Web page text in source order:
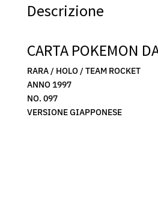
Descrizione
CARTA POKEMON
RARA / HOLO / TEAM ROCKET
ANNO 1997
NO. 097
VERSIONE GIAPPONESE